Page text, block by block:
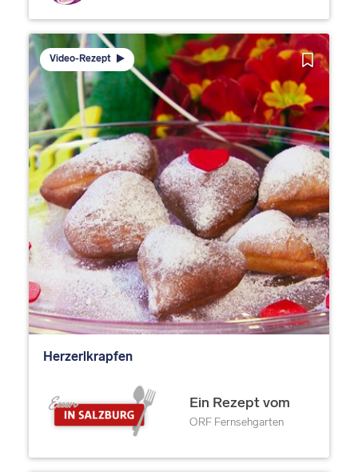
Video-Rezept
Herzerlkrapfen
Ein Rezept vom
ORF Fernsehgarten